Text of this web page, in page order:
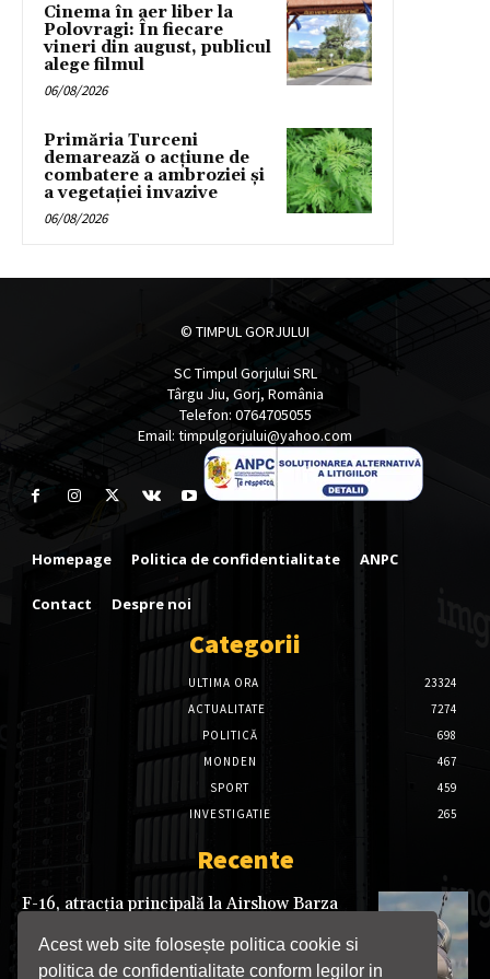
Acest web site folosește politica cookie si
politica de confidentialitate conform legilor in
Cinema în aer liber la
Polovragi: În fiecare
vineri din august, publicul
alege filmul
06/08/2026
Primăria Turceni
demarează o acțiune de
combatere a ambroziei și
a vegetației invazive
06/08/2026
© TIMPUL GORJULUI
SC Timpul Gorjului SRL
Târgu Jiu, Gorj, România
Telefon: 0764705055
Email: timpulgorjului@yahoo.com
Homepage Politica de confidentialitate ANPC
Contact Despre noi
Categorii
ULTIMA ORA
23324
ACTUALITATE
7274
POLITICĂ
698
MONDEN
467
SPORT
459
INVESTIGATIE
265
Recente
F-16, atracția principală la Airshow Barza
august, lângă Târgu Jiu
06/08/2026